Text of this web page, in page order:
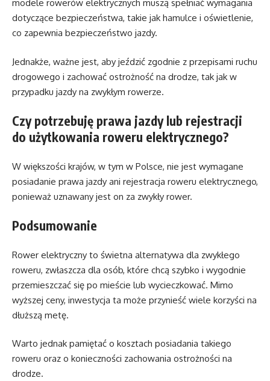
modele rowerów elektrycznych muszą spełniać wymagania
dotyczące bezpieczeństwa, takie jak hamulce i oświetlenie,
co zapewnia bezpieczeństwo jazdy.
Jednakże, ważne jest, aby jeździć zgodnie z przepisami ruchu
drogowego i zachować ostrożność na drodze, tak jak w
przypadku jazdy na zwykłym rowerze.
Czy potrzebuję prawa jazdy lub rejestracji
do użytkowania roweru elektrycznego?
W większości krajów, w tym w Polsce, nie jest wymagane
posiadanie prawa jazdy ani rejestracja roweru elektrycznego,
ponieważ uznawany jest on za zwykły rower.
Podsumowanie
Rower elektryczny to świetna alternatywa dla zwykłego
roweru, zwłaszcza dla osób, które chcą szybko i wygodnie
przemieszczać się po mieście lub wycieczkować. Mimo
wyższej ceny, inwestycja ta może przynieść wiele korzyści na
dłuższą metę.
Warto jednak pamiętać o kosztach posiadania takiego
roweru oraz o konieczności zachowania ostrożności na
drodze.